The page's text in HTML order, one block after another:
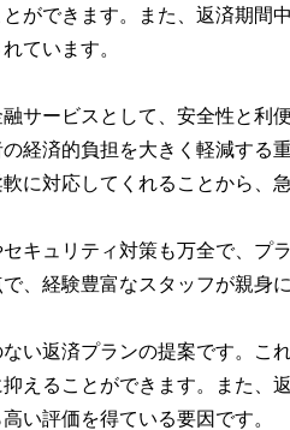
ができます。また、返済期間
ています。
サービスとして、安全性と利
経済的負担を大きく軽減する
に対応してくれることから、
キュリティ対策も万全で、プ
、経験豊富なスタッフが親身
い返済プランの提案です。こ
えることができます。また、
い評価を得ている要因です。